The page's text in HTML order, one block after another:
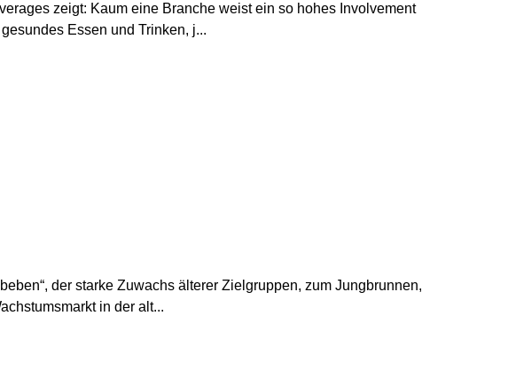
zeigt: Kaum eine Branche weist ein so hohes Involvement
Essen und Trinken, j...
der starke Zuwachs älterer Zielgruppen, zum Jungbrunnen,
in der alt...